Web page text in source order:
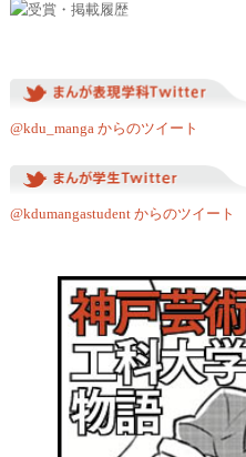
@kdu_manga からのツイート
@kdumangastudent からのツイート